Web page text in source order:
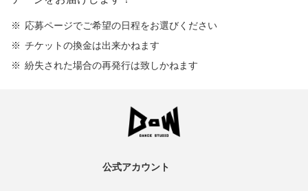
応募ページでご希望の日程をお選びください
チケットの換金は出来かねます
紛失された場合の再発行は致しかねます
公式アカウント